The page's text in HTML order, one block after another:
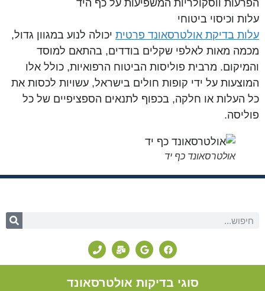
הפרעות ווסקולריות המשפיעות על כף היד
עלות וכיסוי ביטוחי
עלות בדיקת אולטרסאונד פרטית יכולה לנוע במגוון גדול,
מכמה מאות לאלפי שקלים בודדים, בהתאם למוסד
והמיקום. מרבית פוליסות הביטוח הרפואיות, כולל אלו
המוצעות על ידי קופות חולים בישראל, עשויות לכסות את
כל העלות או חלקה, בכפוף לתנאים הספציפיים של כל
פוליסה.
אולטרסאונד כף יד
סוגי בדיקות אולטרסאונד